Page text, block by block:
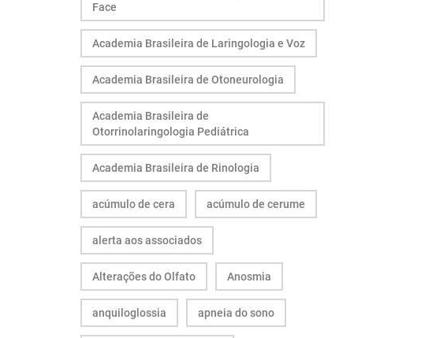
Face
Academia Brasileira de Laringologia e Voz
Academia Brasileira de Otoneurologia
Academia Brasileira de
Otorrinolaringologia Pediátrica
Academia Brasileira de Rinologia
acúmulo de cera acúmulo de cerume
alerta aos associados
Alterações do Olfato Anosmia
anquiloglossia apneia do sono